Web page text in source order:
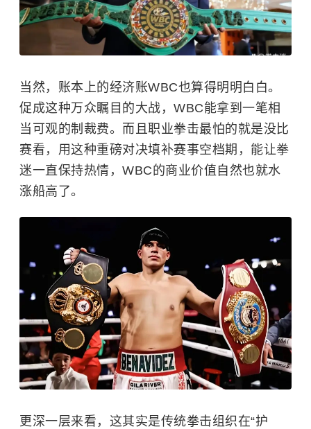
当然，账本上的经济账WBC也算得明明白白。
促成这种万众瞩目的大战，WBC能拿到一笔相
当可观的制裁费。而且职业拳击最怕的就是没比
赛看，用这种重磅对决填补赛事空档期，能让拳
迷一直保持热情，WBC的商业价值自然也就水
涨船高了。
更深一层来看，这其实是传统拳击组织在“护